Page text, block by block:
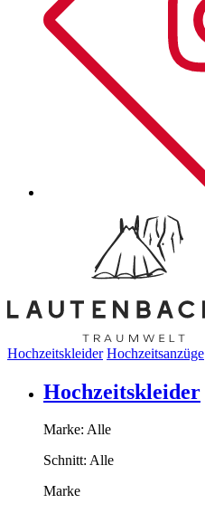
Hochzeitskleider Hochzeitsanzüge
Hochzeitskleider
Marke: Alle
Schnitt: Alle
Marke